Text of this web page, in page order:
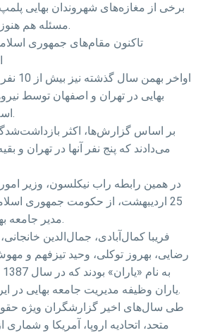
برخی از مغازه‌های شهروندان بهایی
مسئله هم هنوز مشخص نشده‌است.
تاکنون مقام‌های جمهوری
اواخر
بهایی در تهران و اصفهان توسط
اسلامی بازداشت شدند.
بر اساس گزارش‌ها، اکثر
می‌دادند که پنج نفر آنها در تهران و
در همین رابطه راب نيکلسون، وزير
25 ارديبهشت، از حکومت جمهوری
مدير جامعه بهايی ايران را آزاد کند.
فريبا کمال‌آبادی، جمال‌الدين
رضايی، بهروز توکلی، وحيد تيزفهم و
یاران وظيفه مديريت جامعه بهايی در ايران را برعهده داشت.
طی سال‌های اخير گزارشگران ويژه
متحد، اتحاديه اروپا، آمريکا و شماری